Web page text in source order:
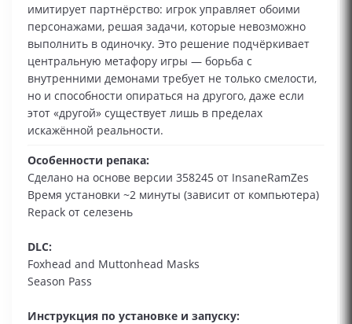
имитирует партнёрство: игрок управляет обоими
персонажами, решая задачи, которые невозможно
выполнить в одиночку. Это решение подчёркивает
центральную метафору игры — борьба с
внутренними демонами требует не только смелости,
но и способности опираться на другого, даже если
этот «другой» существует лишь в пределах
искажённой реальности.
Особенности репака:
Сделано на основе версии 358245 от InsaneRamZes
Время установки ~2 минуты (зависит от компьютера)
Repack от селезень
DLC:
Foxhead and Muttonhead Masks
Season Pass
Инструкция по установке и запуску: